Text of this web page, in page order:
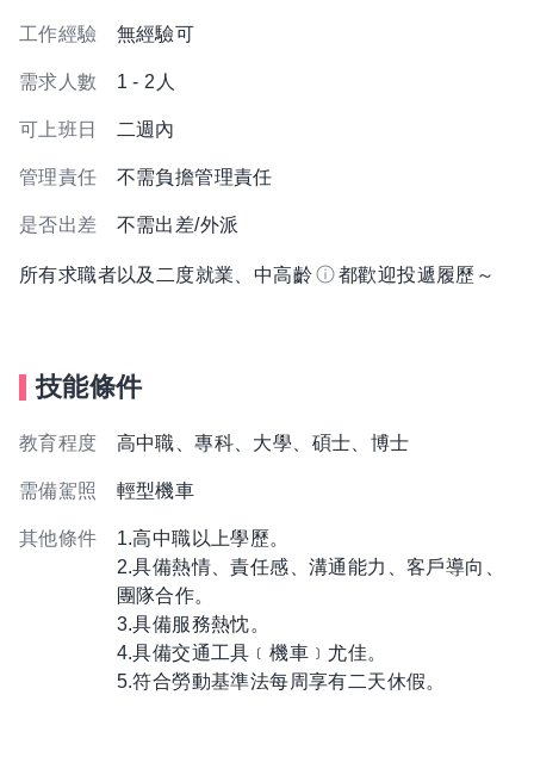
工作經驗 無經驗可
需求人數 1 - 2人
可上班日 二週內
管理責任 不需負擔管理責任
是否出差 不需出差/外派
所有求職者以及二度就業、中高齡 都歡迎投遞履歷～
技能條件
教育程度 高中職、專科、大學、碩士、博士
需備駕照 輕型機車
其他條件
1.高中職以上學歷。
2.具備熱情、責任感、溝通能力、客戶導向、
團隊合作。
3.具備服務熱忱。
4.具備交通工具﹝機車﹞尤佳。
5.符合勞動基準法每周享有二天休假。